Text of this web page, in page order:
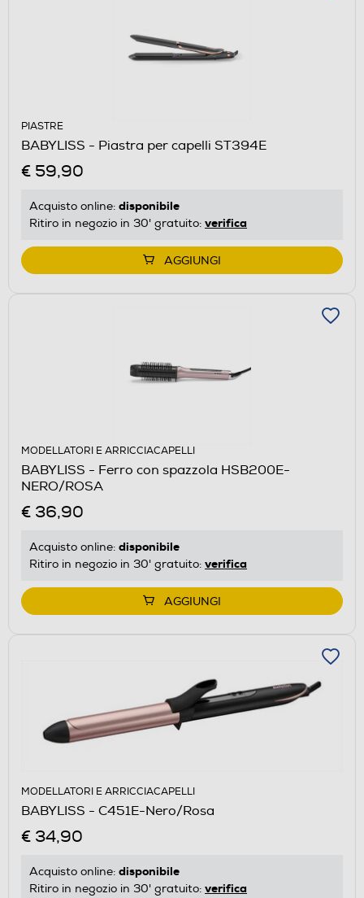
PIASTRE
BABYLISS - Piastra per capelli ST394E
€ 59,90
Acquisto online: disponibile
Ritiro in negozio in 30' gratuito: verifica
AGGIUNGI
MODELLATORI E ARRICCIACAPELLI
BABYLISS - Ferro con spazzola HSB200E-
NERO/ROSA
€ 36,90
Acquisto online: disponibile
Ritiro in negozio in 30' gratuito: verifica
AGGIUNGI
MODELLATORI E ARRICCIACAPELLI
BABYLISS - C451E-Nero/Rosa
€ 34,90
Acquisto online: disponibile
Ritiro in negozio in 30' gratuito: verifica